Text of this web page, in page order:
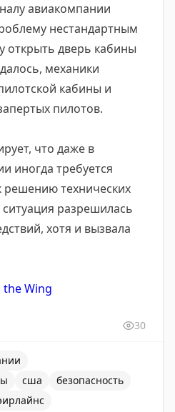
авиакомпании
нестандартным
открыть дверь кабины
механики
кабины и
пилотов.
что даже в
иногда требуется
решению технических
разрешилась
хотя и вызвала
Wing
30
сша
безопасность